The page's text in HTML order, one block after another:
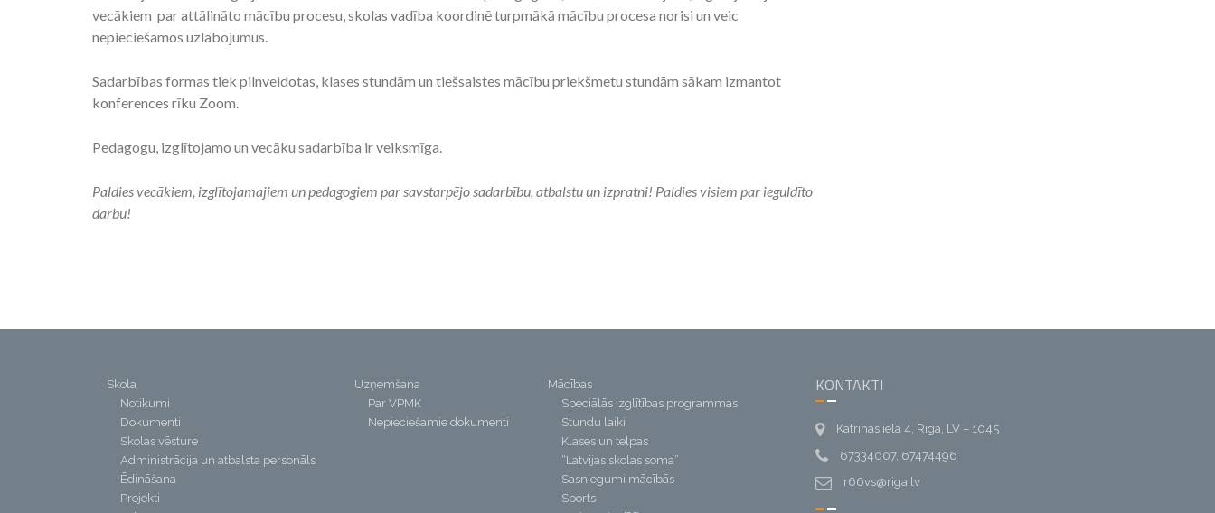
vecākiem par attālināto mācību procesu, skolas vadība koordinē turpmākā mācību procesa norisi un veic
nepieciešamos uzlabojumus.
Sadarbības formas tiek pilnveidotas, klases stundām un tiešsaistes mācību priekšmetu stundām sākam izmantot
konferences rīku Zoom.
Pedagogu, izglītojamo un vecāku sadarbība ir veiksmīga.
Paldies vecākiem, izglītojamajiem un pedagogiem par savstarpējo sadarbību, atbalstu un izpratni! Paldies visiem par ieguldīto
darbu!
Skola
Notikumi
Dokumenti
Skolas vēsture
Administrācija un atbalsta personāls
Ēdināšana
Projekti
Uzņemšana
Par VPMK
Nepieciešamie dokumenti
Mācības
Speciālās izglītības programmas
Stundu laiki
Klases un telpas
“Latvijas skolas soma”
Sasniegumi mācībās
Sports
KONTAKTI
Katrīnas iela 4, Rīga, LV – 1045
67334007, 67474496
r66vs@riga.lv